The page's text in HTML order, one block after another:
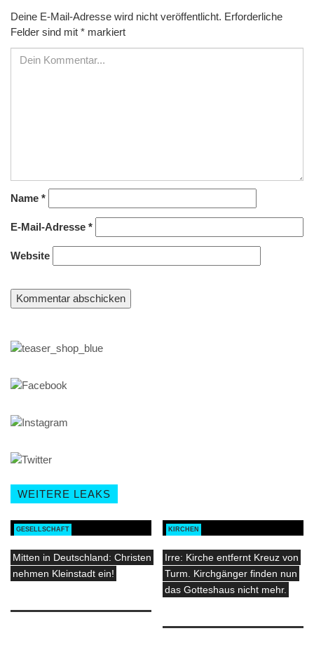
Deine E-Mail-Adresse wird nicht veröffentlicht. Erforderliche
Felder sind mit * markiert
Name *
E-Mail-Adresse *
Website
WEITERE LEAKS
GESELLSCHAFT
Mitten in Deutschland: Christen
nehmen Kleinstadt ein!
KIRCHEN
Irre: Kirche entfernt Kreuz von
Turm. Kirchgänger finden nun
das Gotteshaus nicht mehr.